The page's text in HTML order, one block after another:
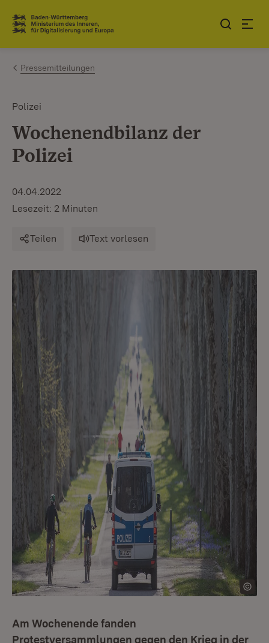
Zum Inhalt springen
Link zur Startseite
Pressemitteilungen
Polizei
Wochenendbilanz der
Polizei
04.04.2022
Lesezeit: 2 Minuten
Teilen Text vorlesen
Am Wochenende fanden
Protestversammlungen gegen den Krieg in der